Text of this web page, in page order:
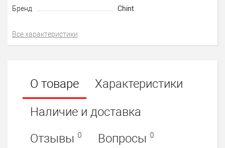
Бренд
Chint
Все характеристики
О товаре
Характеристики
Наличие и доставка
Отзывы 0 Вопросы 0